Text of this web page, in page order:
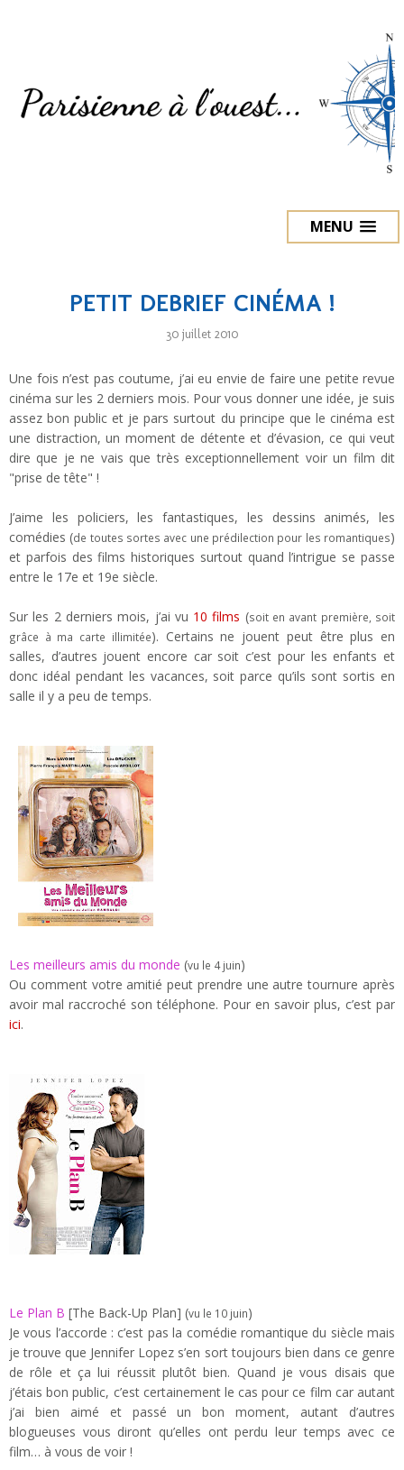
MENU
PETIT DEBRIEF CINÉMA !
30 juillet 2010
Une fois n’est pas coutume, j’ai eu envie de faire une petite revue
cinéma sur les 2 derniers mois. Pour vous donner une idée, je suis
assez bon public et je pars surtout du principe que le cinéma est
une distraction, un moment de détente et d’évasion, ce qui veut
dire que je ne vais que très exceptionnellement voir un film dit
"prise de tête" !
J’aime les policiers, les fantastiques, les dessins animés, les
comédies (de toutes sortes avec une prédilection pour les romantiques)
et parfois des films historiques surtout quand l’intrigue se passe
entre le 17e et 19e siècle.
Sur les 2 derniers mois, j’ai vu 10 films (soit en avant première, soit
grâce à ma carte illimitée). Certains ne jouent peut être plus en
salles, d’autres jouent encore car soit c’est pour les enfants et
donc idéal pendant les vacances, soit parce qu’ils sont sortis en
salle il y a peu de temps.
Les meilleurs amis du monde (vu le 4 juin)
Ou comment votre amitié peut prendre une autre tournure après
avoir mal raccroché son téléphone. Pour en savoir plus, c’est par
ici.
Le Plan B [The Back-Up Plan] (vu le 10 juin)
Je vous l’accorde : c’est pas la comédie romantique du siècle mais
je trouve que Jennifer Lopez s’en sort toujours bien dans ce genre
de rôle et ça lui réussit plutôt bien. Quand je vous disais que
j’étais bon public, c’est certainement le cas pour ce film car autant
j’ai bien aimé et passé un bon moment, autant d’autres
blogueuses vous diront qu’elles ont perdu leur temps avec ce
film… à vous de voir !